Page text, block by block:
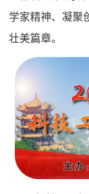
学家精神、凝聚
壮美篇章。